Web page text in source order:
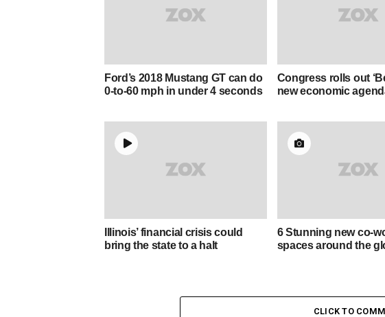
Ford’s 2018 Mustang GT can do
0-to-60 mph in under 4 seconds
Congress rolls out
new economic
Illinois’ financial crisis could
bring the state to a halt
6 Stunning new co-
spaces around the
CLICK TO